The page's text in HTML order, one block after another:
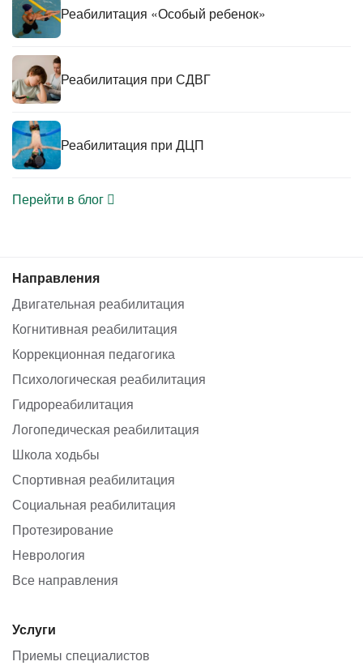
Реабилитация «Особый ребенок»
Реабилитация при СДВГ
Реабилитация при ДЦП
Перейти в блог
Направления
Двигательная реабилитация
Когнитивная реабилитация
Коррекционная педагогика
Психологическая реабилитация
Гидрореабилитация
Логопедическая реабилитация
Школа ходьбы
Спортивная реабилитация
Социальная реабилитация
Протезирование
Неврология
Все направления
Услуги
Приемы специалистов